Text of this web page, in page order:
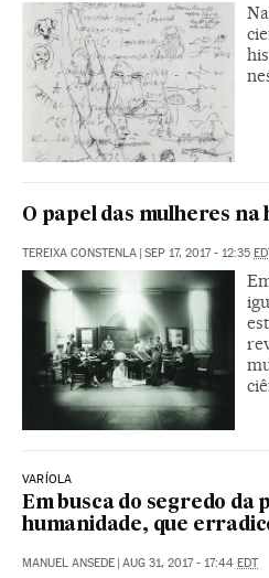
O papel das mulheres
TEREIXA CONSTENLA | SEP 17, 2017 - 12:35
VARÍOLA
Em busca do segredo da
humanidade, que
MANUEL ANSEDE | AUG 31, 2017 - 17:44 EDT